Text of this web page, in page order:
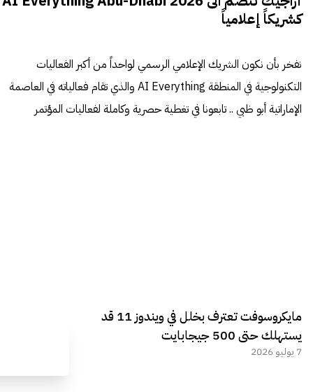
كشريكاً إعلامياً
نفخر بأن نكون الشريك الإعلامي الرسمي لواحداً من أكبر الفعاليات
التكنولوجية في المنطقة AI Everything والذي تقام فعالياته في العاصمة
الإماراتية أبو ظبي .. تابعونا في تغطية حصرية وكاملة لفعاليات المؤتمر
مايكروسوفت تعترف بخلل في ويندوز 11 قد
يستهلك حتى 500 جيجابايت
7 يوليو 2026